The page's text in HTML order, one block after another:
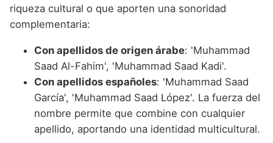
riqueza cultural o que aporten una sonoridad
complementaria:
Con apellidos de origen árabe: 'Muhammad
Saad Al-Fahim', 'Muhammad Saad Kadi'.
Con apellidos españoles: 'Muhammad Saad
García', 'Muhammad Saad López'. La fuerza del
nombre permite que combine con cualquier
apellido, aportando una identidad multicultural.